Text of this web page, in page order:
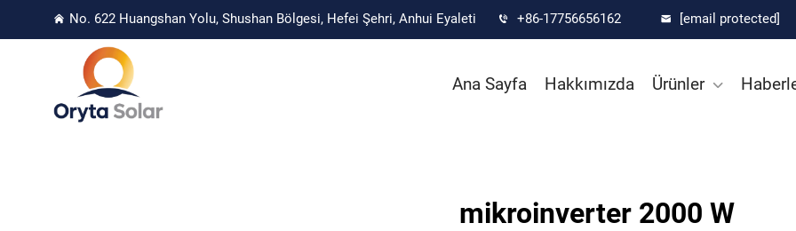
No. 622 Huangshan Yolu, Shushan Bölgesi, Hefei Şehri, Anhui Eyaleti +86-17756656162 [email protected]
Ana Sayfa Hakkımızda Ürünler
mikroinverter 2000 W